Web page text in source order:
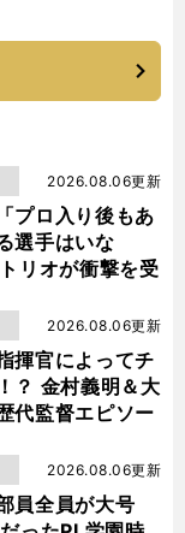
プロ入り後もあ
選手はいな
リオが衝撃を受
2026.08.06更新
揮官によってチ
？ 金村義明＆大
代監督エピソー
2026.08.06更新
員全員が大号
2026.08.06更新